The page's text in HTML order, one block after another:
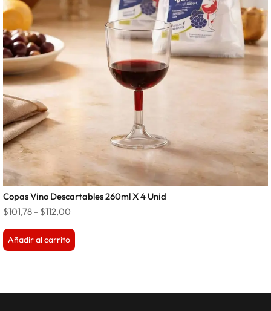
Copas Vino Descartables 260ml X 4 Unid
$101,78 - $112,00
Añadir al carrito